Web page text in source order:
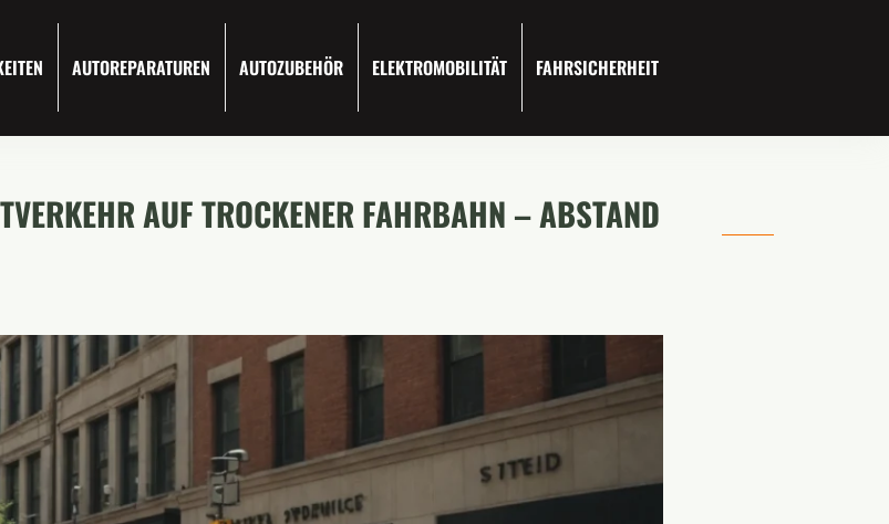
AUTOREPARATUREN AUTOZUBEHÖR ELEKTROMOBILITÄT FAHRSICHERHEIT
AUF TROCKENER FAHRBAHN – ABSTAND